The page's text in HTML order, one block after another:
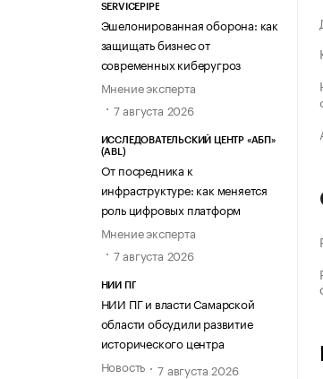
SERVICEPIPE
Эшелонированная оборона: как
защищать бизнес от
современных киберугроз
Мнение эксперта
7 августа 2026
ИССЛЕДОВАТЕЛЬСКИЙ ЦЕНТР «АБП»
(ABL)
От посредника к
инфраструктуре: как меняется
роль цифровых платформ
Мнение эксперта
7 августа 2026
НИИ ПГ
НИИ ПГ и власти Самарской
области обсудили развитие
исторического центра
Новость
7 августа 2026